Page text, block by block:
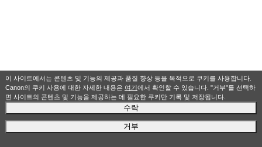
이 사이트에서는 콘텐츠 및 기능의 제공과 품질 향상 등을 목적으로 쿠키를 사용합니다.
Canon의 쿠키 사용에 대한 자세한 내용은 여기에서 확인할 수 있습니다. "거부"를 선택하
면 사이트의 콘텐츠 및 기능을 제공하는 데 필요한 쿠키만 기록 및 저장됩니다.
수락
거부